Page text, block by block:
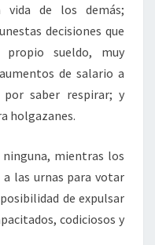
vida de los demás;
decisiones que
propio sueldo, muy
de salario a
saber respirar; y
holgazanes.
ninguna, mientras los
a las urnas para votar
de expulsar
codiciosos y